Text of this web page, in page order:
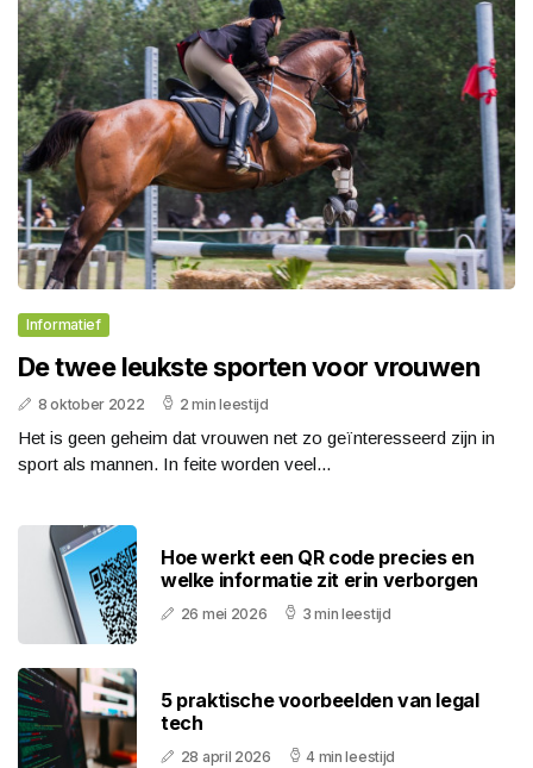
Informatief
De twee leukste sporten voor vrouwen
8 oktober 2022 2 min leestijd
Het is geen geheim dat vrouwen net zo geïnteresseerd zijn in
sport als mannen. In feite worden veel...
Hoe werkt een QR code precies en
welke informatie zit erin verborgen
26 mei 2026 3 min leestijd
5 praktische voorbeelden van legal
tech
28 april 2026 4 min leestijd